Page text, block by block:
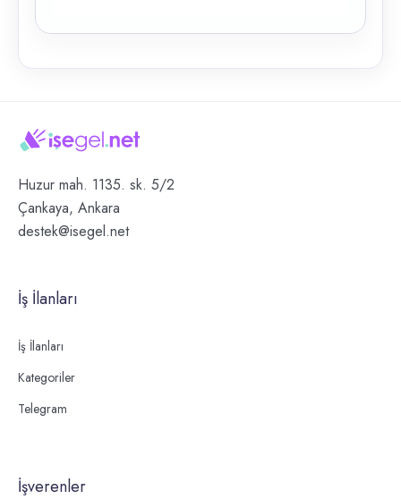
Huzur mah. 1135. sk. 5/2
Çankaya, Ankara
destek@isegel.net
İş İlanları
İş İlanları
Kategoriler
Telegram
İşverenler